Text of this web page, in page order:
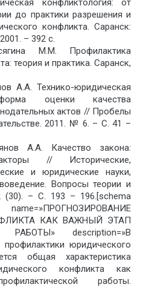
конфликтология: от
до практики разрешения и
конфликта. Саранск:
– 392 с.
М.М. Профилактика
теория и практика. Саранск,
А.А. Технико-юридическая
оценки качества
актов // Пробелы
2011. № 6. – С. 41 –
А.А. Качество закона:
// Исторические,
и юридические науки,
Вопросы теории и
– С. 193 – 196.[schema
КАК ВАЖНЫЙ ЭТАП
РАБОТЫ» description=»В
профилактики юридического
общая характеристика
конфликта как
работы.